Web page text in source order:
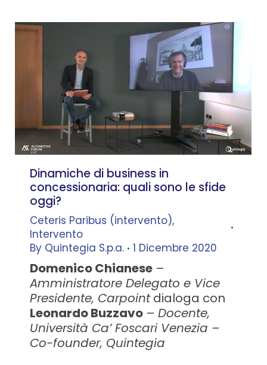
Dinamiche di business in
concessionaria: quali sono le sfide
oggi?
Ceteris Paribus (intervento),
Intervento
By Quintegia S.p.a. 1 Dicembre 2020
Domenico Chianese –
Amministratore Delegato e Vice
Presidente, Carpointdialoga con
Leonardo Buzzavo – Docente,
Università Ca’ Foscari Venezia –
Co-founder, Quintegia